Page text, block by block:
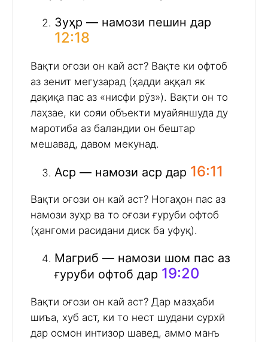
Зуҳр — намози пешин дар
12:18
Вақти оғози он кай аст? Вақте ки офтоб
аз зенит мегузарад (ҳадди аққал як
дақиқа пас аз «нисфи рӯз»). Вақти он то
лаҳзае, ки сояи объекти муайяншуда ду
маротиба аз баландии он бештар
мешавад, давом мекунад.
Аср — намози аср дар 16:11
Вақти оғози он кай аст? Ногаҳон пас аз
намози зуҳр ва то оғози ғуруби офтоб
(ҳангоми расидани диск ба уфуқ).
Магриб — намози шом пас аз
ғуруби офтоб дар 19:20
Вақти оғози он кай аст? Дар мазҳаби
шиъа, хуб аст, ки то нест шудани сурхӣ
дар осмон интизор шавед, аммо манъ